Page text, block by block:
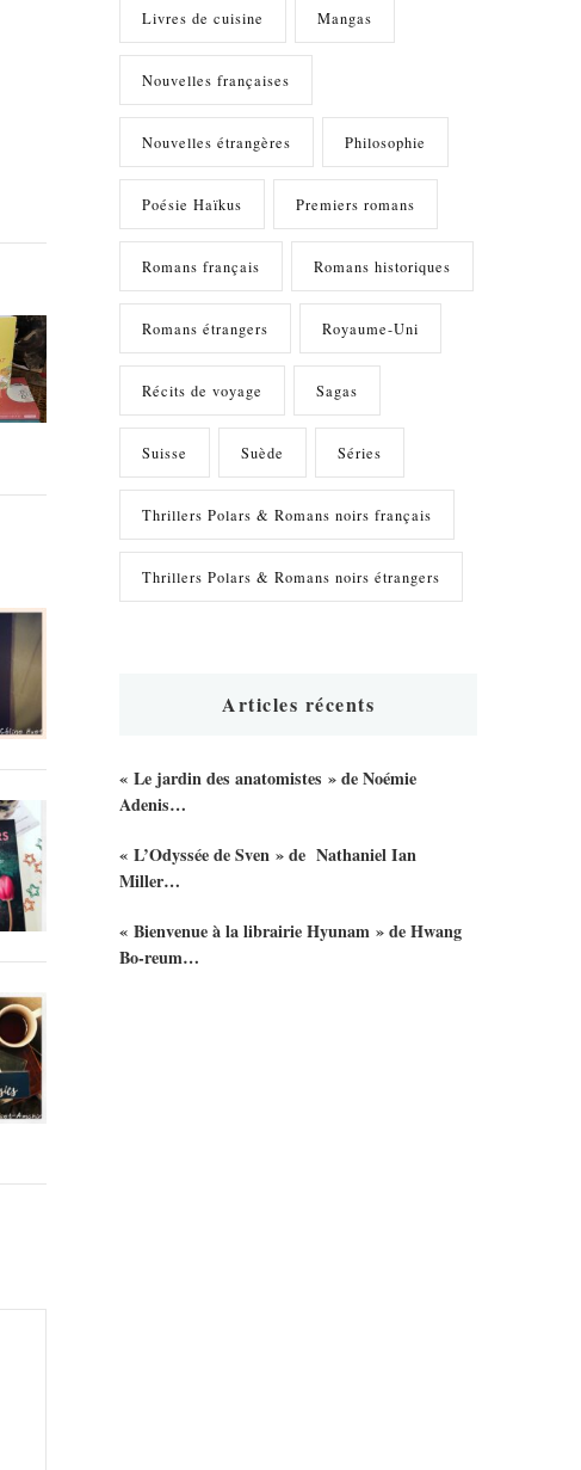
Livres de cuisine Mangas
Nouvelles françaises
Nouvelles étrangères Philosophie
Poésie Haïkus Premiers romans
Romans français Romans historiques
Romans étrangers Royaume-Uni
Récits de voyage Sagas
Suisse Suède Séries
Thrillers Polars & Romans noirs français
Thrillers Polars & Romans noirs étrangers
Articles récents
« Le jardin des anatomistes » de Noémie
Adenis…
« L’Odyssée de Sven » de Nathaniel Ian
Miller…
« Bienvenue à la librairie Hyunam » de Hwang
Bo-reum…